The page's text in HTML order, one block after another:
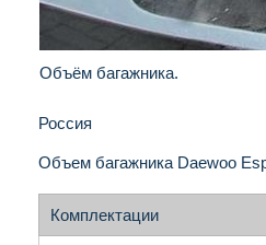
Объём багажника.
Россия
Объем багажника Daewoo
Комплектации